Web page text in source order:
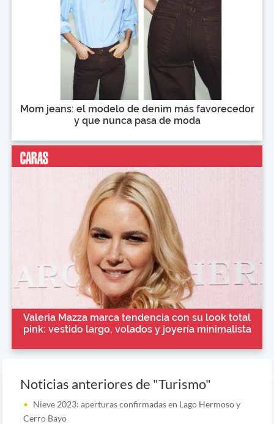
Mom jeans: el modelo de denim más favorecedor
y que nunca pasa de moda
Valeria Mazza marca tendencia con su look total
pink: vestido largo, volados y joyería minimalista
Noticias anteriores de "Turismo"
Nieve 2023: aperturas confirmadas en Lago Hermoso y
Cerro Bayo